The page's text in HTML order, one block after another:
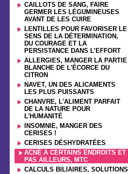
CAILLOTS DE SANG, FAIRE
GERMER LES LÉGUMINEUSES
AVANT DE LES CUIRE
LENTILLES POUR FAVORISER LE
SENS DE LA DÉTERMINATION,
DU COURAGE ET LA
PERSISTANCE DANS L’EFFORT
ALLERGIES, MANGER LA PARTIE
BLANCHE DE L'ÉCORCE DU
CITRON
NAVET, UN DES ALICAMENTS
LES PLUS PUISSANTS
CHANVRE, L'ALIMENT PARFAIT
DE LA NATURE POUR
L'HUMANITÉ
INSOMNIE, MANGER DES
CERISES !
CERISES DÉSHYDRATÉES
ACNÉ À CERTAINS ENDROITS ET
PAS AILLEURS, MTC
CALCULS BILIAIRES, SOLUTIONS